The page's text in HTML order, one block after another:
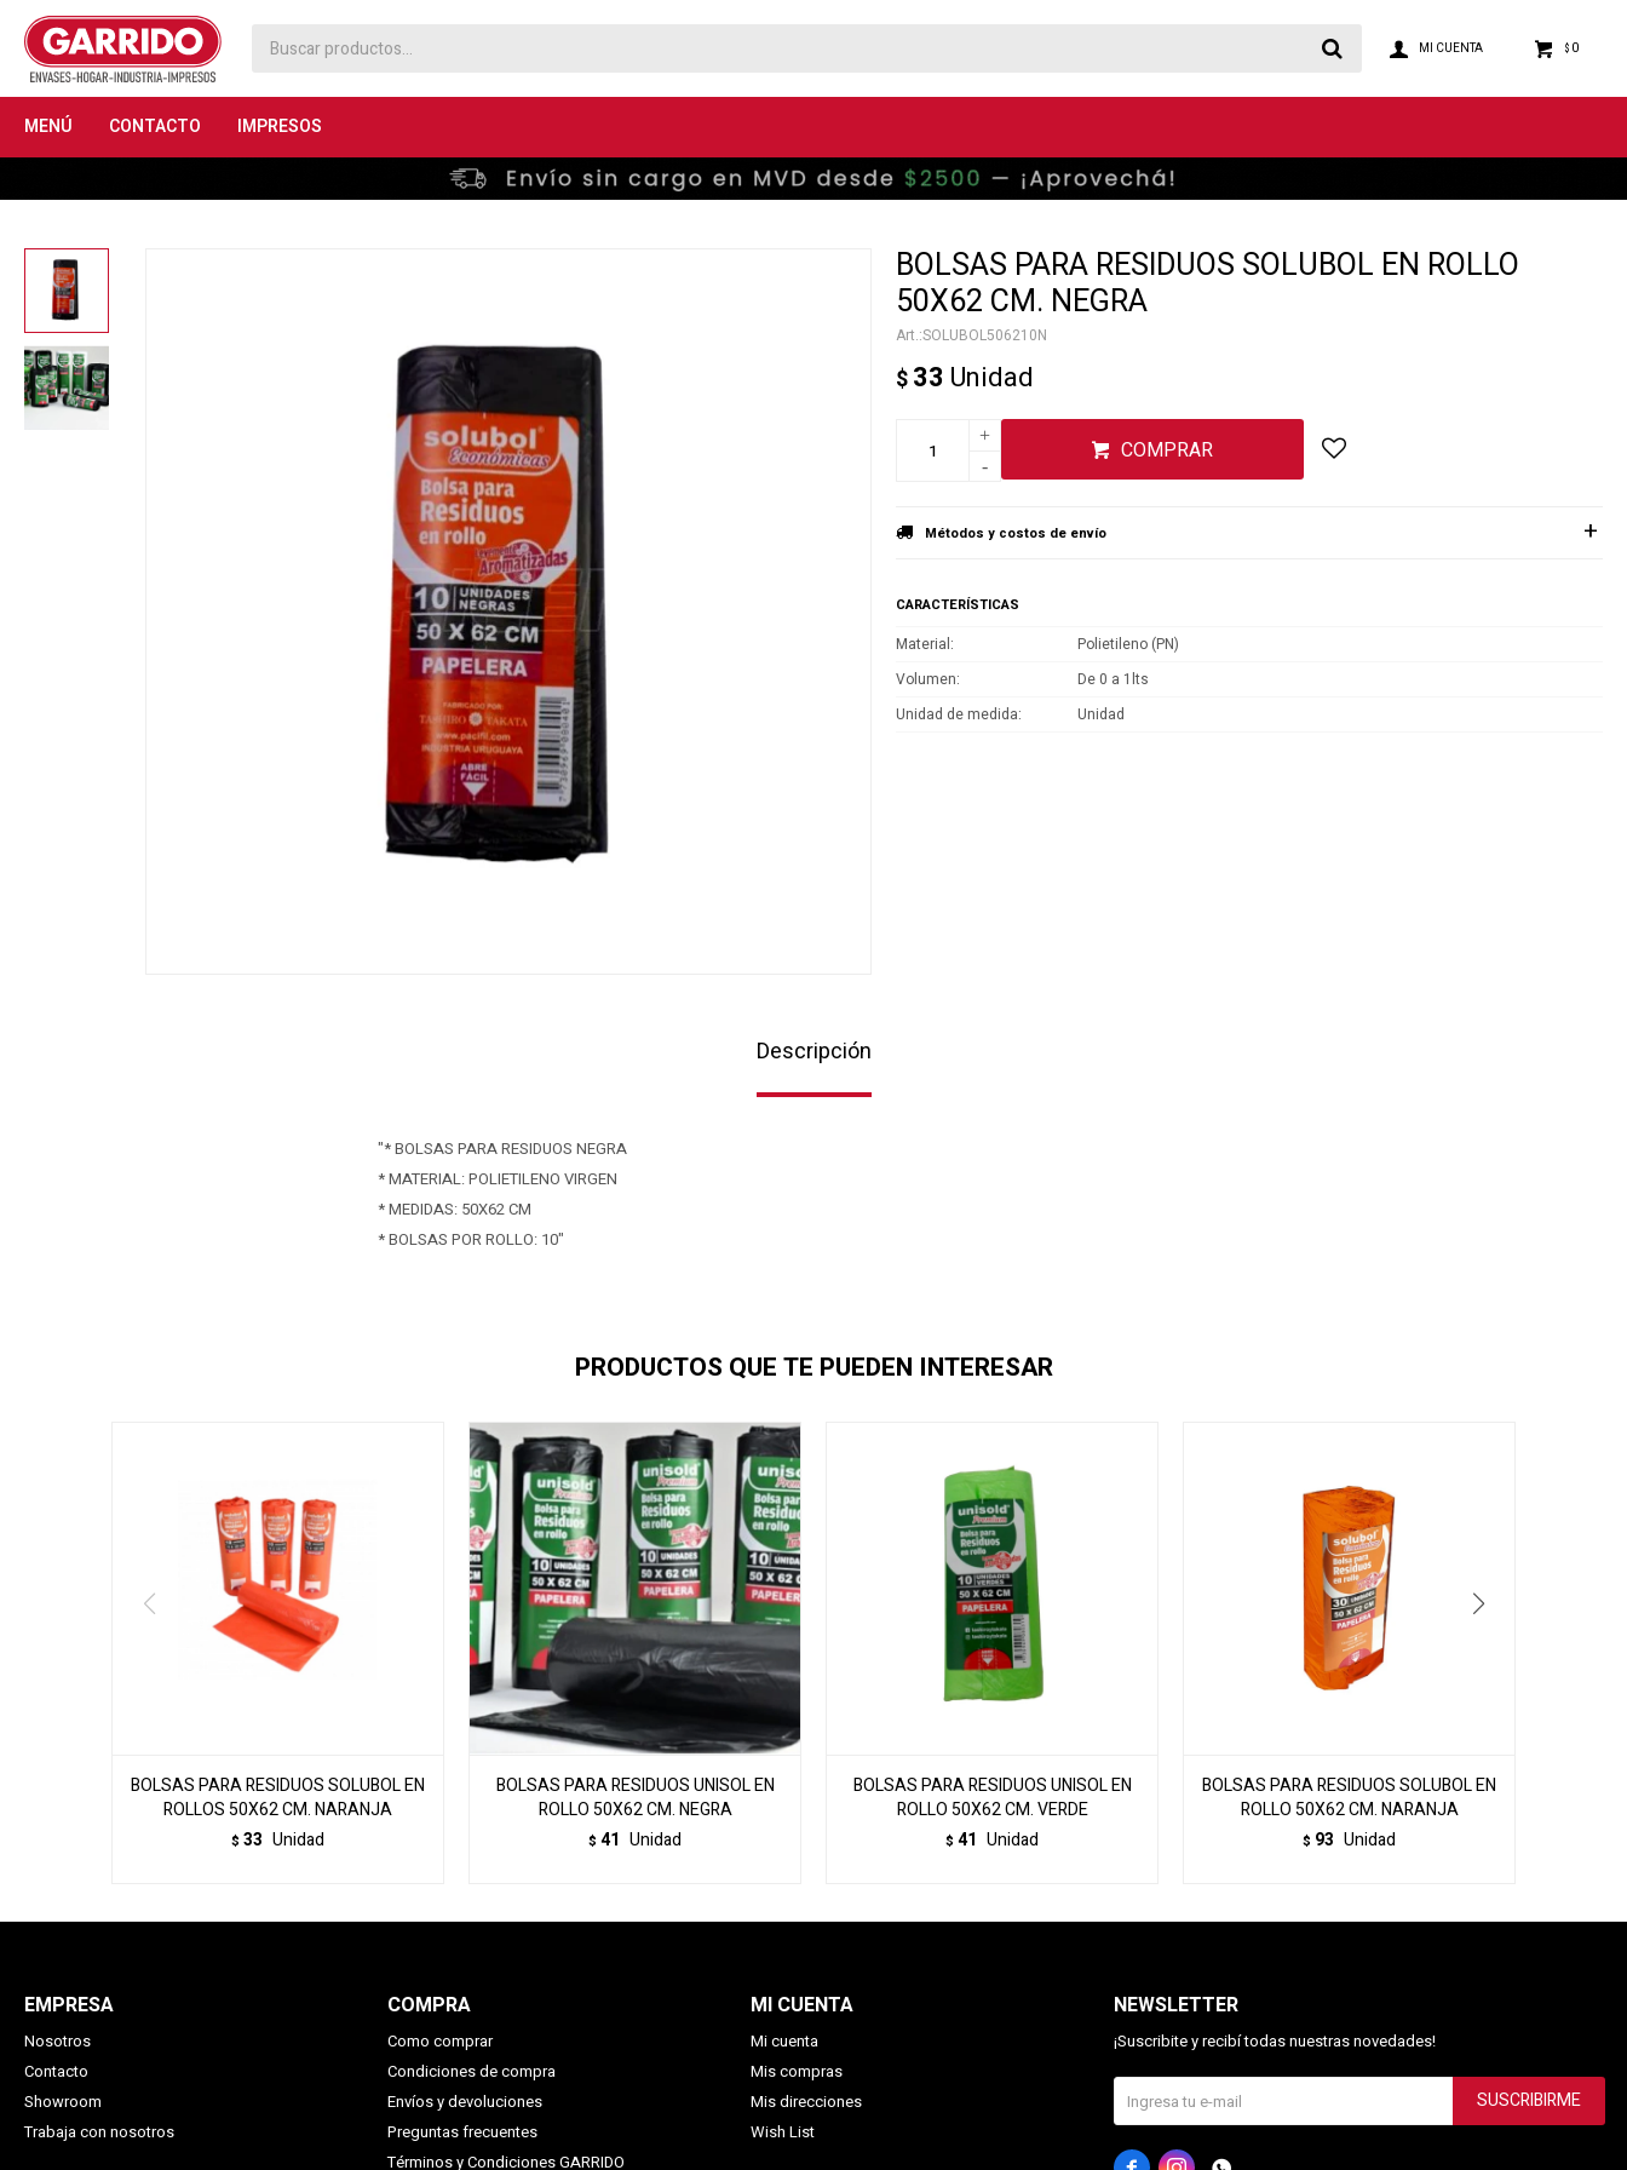
MENÚ CONTACTO IMPRESOS
$ 0
BOLSAS PARA RESIDUOS SOLUBOL EN ROLLO
50X62 CM. NEGRA
SOLUBOL506210N
$ 33 Unidad
+
-
COMPRAR
Métodos y costos de envío
CARACTERÍSTICAS
Material
Polietileno (PN)
Volumen
De 0 a 1lts
Unidad de medida
Unidad
Descripción
"* BOLSAS PARA RESIDUOS NEGRA
* MATERIAL: POLIETILENO VIRGEN
* MEDIDAS: 50X62 CM
* BOLSAS POR ROLLO: 10"
PRODUCTOS QUE TE PUEDEN INTERESAR
BOLSAS PARA RESIDUOS SOLUBOL EN
ROLLOS 50X62 CM. NARANJA
$ 33 Unidad
BOLSAS PARA RESIDUOS UNISOL EN
ROLLO 50X62 CM. NEGRA
$ 41 Unidad
BOLSAS PARA RESIDUOS UNISOL EN
ROLLO 50X62 CM. VERDE
$ 41 Unidad
BOLSAS PARA RESIDUOS SOLUBOL EN
ROLLO 50X62 CM. NARANJA
$ 93 Unidad
EMPRESA
Nosotros
Contacto
Showroom
Trabaja con nosotros
COMPRA
Como comprar
Condiciones de compra
Envíos y devoluciones
Preguntas frecuentes
Términos y Condiciones GARRIDO
MI CUENTA
Mi cuenta
Mis compras
Mis direcciones
Wish List
NEWSLETTER
¡Suscribite y recibí todas nuestras novedades!
SUSCRIBIRME